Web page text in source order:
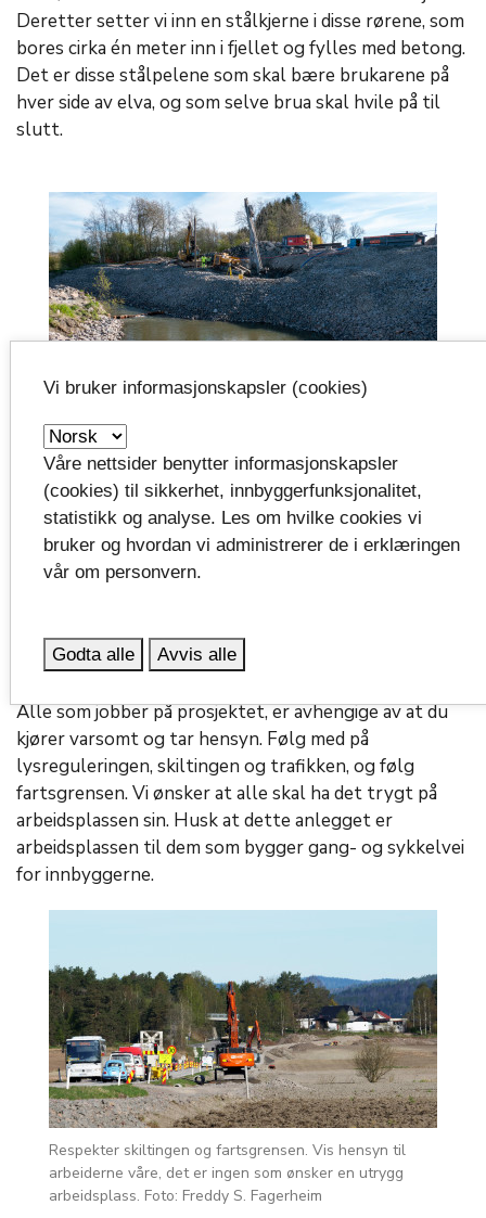
Deretter setter vi inn en stålkjerne i disse rørene, som
bores cirka én meter inn i fjellet og fylles med betong.
Det er disse stålpelene som skal bære brukarene på
hver side av elva, og som selve brua skal hvile på til
slutt.
Det bores rør ned til fast fjell som skal være med å
bære den nye brua. Foto: Freddy S. Fagerheim
Trafikkavvikling
Det er vanskelig å bygge langs vei uten at det påvirker
er, og vil fortsatt være, lysregulering der det er mest
aktivitet.
Alle som jobber på prosjektet, er avhengige av at du
kjører varsomt og tar hensyn. Følg med på
lysreguleringen, skiltingen og trafikken, og følg
fartsgrensen. Vi ønsker at alle skal ha det trygt på
arbeidsplassen sin. Husk at dette anlegget er
arbeidsplassen til dem som bygger gang- og sykkelvei
for innbyggerne.
Respekter skiltingen og fartsgrensen. Vis hensyn til
arbeiderne våre, det er ingen som ønsker en utrygg
arbeidsplass. Foto: Freddy S. Fagerheim
Vi bruker informasjonskapsler (cookies)
Våre nettsider benytter informasjonskapsler
(cookies) til sikkerhet, innbyggerfunksjonalitet,
statistikk og analyse. Les om hvilke cookies vi
bruker og hvordan vi administrerer de i erklæringen
vår om personvern.
Godta alle Avvis alle